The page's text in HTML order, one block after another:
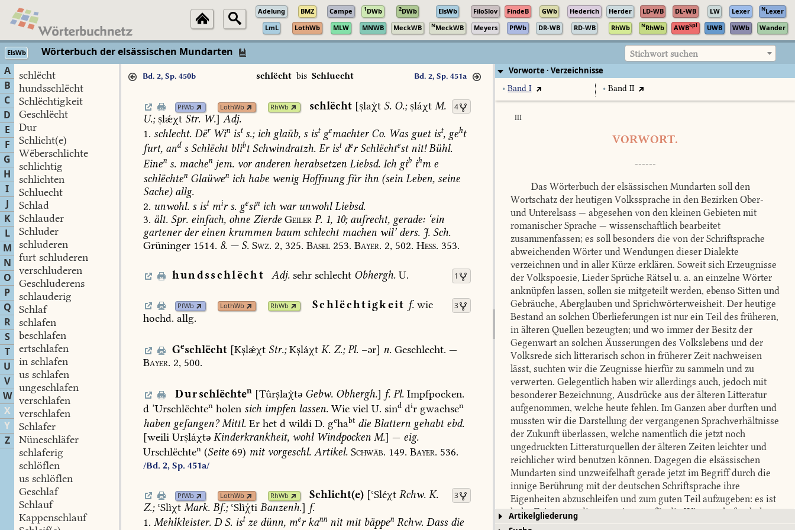
Adelung BMZ Campe 1DWb 2DWb ElsWb FiloSlov FindeB GWb Hederich Herder LD-WB DL-WB LW Lexer NLexer
LmL
LothWb MLW MNWB MeckWB NMeckWB Meyers PfWb DR-WB RD-WB RhWb NRhWb AWBSpl UWB WWb Wander
ElsWb Wörterbuch der elsässischen Mundarten Stichwort suchen
A
B
C
D
E
F
G
H
I
J
K
L
M
N
O
P
Q
R
S
T
U
V
W
X
Y
Z
schlëcht
hundsschlëcht
Schlëchtigkeit
Geschlëcht
Dur
Schlicht(e)
Wëberschlichte
schlichtig
schlichten
Schluecht
Schlad
Schlauder
Schluder
schluderen
furt schluderen
verschluderen
Geschluderens
schlauderig
Schlaf
schlafen
beschlafen
ertschlafen
in schlafen
us schlafen
ungeschlafen
verschlafen
verschlafen
Schlafer
Nüneschläfer
schlaferig
schlöflen
us schlöflen
Geschlaf
Schlauf
Kappenschlauf
Bd. 2, Sp. 450b schlëcht bis Schluecht Bd. 2, Sp. 451a
4
PfWb LothWb RhWb schlëcht [lat S. O.;láχt M.
U.;lǽχt Str. W.] Adj.
1. schlecht. DërWinists.;ich glaüb, s istgemachter Co. Was guetist, geht
furt, and s Schlëchtblibt Schwindratzh. EristderSchlëchtestnit! Bühl.
Einens. machen jem. voranderen herabsetzen Liebsd. Ich gib ihm e
schlëchtenGlaüwen ich habe wenigHoffnungfürihn (sein Leben, seine
Sache)allg.
2. unwohl. s istmirs. gesin ich warunwohl Liebsd.
3. ält. Spr. einfach, ohne Zierde Geiler P. 1, 10;aufrecht, gerade:‘ein
gartenerdereinen krummen baum schlechtmachen wil’ ders. J. Sch.
Grüninger 1514. 8. — S. Swz. 2, 325. Basel 253. Bayer. 2, 502. Hess. 353.
1
hundsschlëcht Adj. sehrschlecht Obhergh.U.
3
PfWb LothWb RhWb Schlëchtigkeit f. wie
hochd. allg.
Geschlëcht [Klǽχt Str.;Kláχt K. Z.;Pl.–ər] n. Geschlecht. —
Bayer. 2, 500.
Durschlëchten [Tûrlatə Gebw. Obhergh.] f.Pl. Impfpocken.
d ’Urschlëchten holen sich impfen lassen. Wie viel U. sind dir gwachsen
haben gefangen? Mittl. Er het d wildi D. gehabt die Blattern gehabtebd.
[weili Urláχtə Kinderkrankheit, wohlWindpocken M.] — eig.
Urschlëchten (Seite 69) mitvorgeschl. Artikel. Schwäb. 149. Bayer. 536.
/Bd. 2, Sp. 451a/
3
PfWb LothWb RhWb Schlicht(e) [ʿSléχt Rchw. K.
Z.;ʿSlìχt Mark. Bf.;ʿSlìti Banzenh.] f.
1. Mehlkleister. DS. istze dünn, merkannnitmitbäppen Rchw. Dass die
Vorworte · Verzeichnisse
• Band I • Band II
III
VORWORT.
------
Das Wörterbuch der elsässischen Mundarten soll den
Wortschatz der heutigen Volkssprache in den Bezirken Ober-
und Unterelsass — abgesehen von den kleinen Gebieten mit
romanischer Sprache — wissenschaftlich bearbeitet
zusammenfassen; es soll besonders die von der Schriftsprache
abweichenden Wörter und Wendungen dieser Dialekte
verzeichnen und in aller Kürze erklären. Soweit sich Erzeugnisse
der Volkspoesie, Lieder Sprüche Rätsel u. a. an einzelne Wörter
anknüpfen lassen, sollen sie mitgeteilt werden, ebenso Sitten und
Gebräuche, Aberglauben und Sprichwörterweisheit. Der heutige
Bestand an solchen Überlieferungen ist nur ein Teil des früheren,
in älteren Quellen bezeugten; und wo immer der Besitz der
Gegenwart an solchen Äusserungen des Volkslebens und der
Volksrede sich litterarisch schon in früherer Zeit nachweisen
lässt, suchten wir die Zeugnisse hierfür zu sammeln und zu
verwerten. Gelegentlich haben wir allerdings auch, jedoch mit
besonderer Bezeichnung, Ausdrücke aus der älteren Litteratur
aufgenommen, welche heute fehlen. Im Ganzen aber durften und
mussten wir die Darstellung der vergangenen Sprachverhältnisse
der Zukunft überlassen, welche namentlich die jetzt noch
ungedruckten Litteraturquellen der älteren Zeiten leichter und
reichlicher wird benutzen können. Dagegen die elsässischen
Mundarten sind unzweifelhaft gerade jetzt im Begriff durch die
innige Berührung mit der deutschen Schriftsprache ihre
Eigenheiten abzuschleifen und zum guten Teil aufzugeben: es ist
hohe Zeit, wenn diese wenigstens für die Wissenschaft erhalten
werden sollen.
Artikelgliederung